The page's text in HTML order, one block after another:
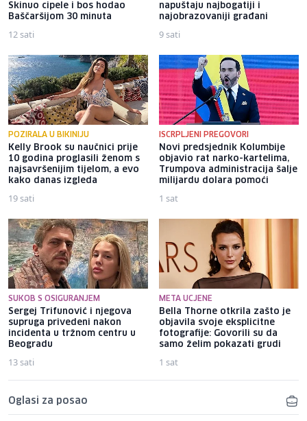
Skinuo cipele i bos hodao
Baščaršijom 30 minuta
12 sati
napuštaju najbogatiji i
najobrazovaniji građani
9 sati
POZIRALA U BIKINIJU
Kelly Brook su naučnici prije
10 godina proglasili ženom s
najsavršenijim tijelom, a evo
kako danas izgleda
19 sati
ISCRPLJENI PREGOVORI
Novi predsjednik Kolumbije
objavio rat narko-kartelima,
Trumpova administracija šalje
milijardu dolara pomoći
1 sat
SUKOB S OSIGURANJEM
Sergej Trifunović i njegova
supruga privedeni nakon
incidenta u tržnom centru u
Beogradu
13 sati
META UCJENE
Bella Thorne otkrila zašto je
objavila svoje eksplicitne
fotografije: Govorili su da
samo želim pokazati grudi
1 sat
Oglasi za posao